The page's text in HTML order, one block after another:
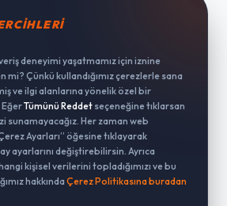
deneyimi yaşatmamız için iznine
mi? Çünkü kullandığımız çerezlerle sana
ve ilgi alanlarına yönelik özel bir
Tümünü Reddet seçeneğine tıklarsan
sunamayacağız. Her zaman web
Ayarları” öğesine tıklayarak
ayarlarını değiştirebilirsin. Ayrıca
kişisel verilerini topladığımızı ve bu
hakkında Çerez Politikasına buradan